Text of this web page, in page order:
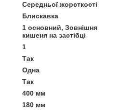
Середньої жорсткості
Блискавка
1 основний, Зовнішня
кишеня на застібці
1
Так
Одна
Так
400 мм
180 мм